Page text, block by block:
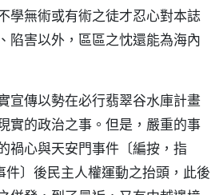
學無術或有術之徒才忍心對本誌
陷害以外，區區之忱還能為海內
宣傳以勢在必行翡翠谷水庫計畫
實的政治之事。但是，嚴重的事
禍心與天安門事件〔編按，指
〕後民主人權運動之抬頭，此後